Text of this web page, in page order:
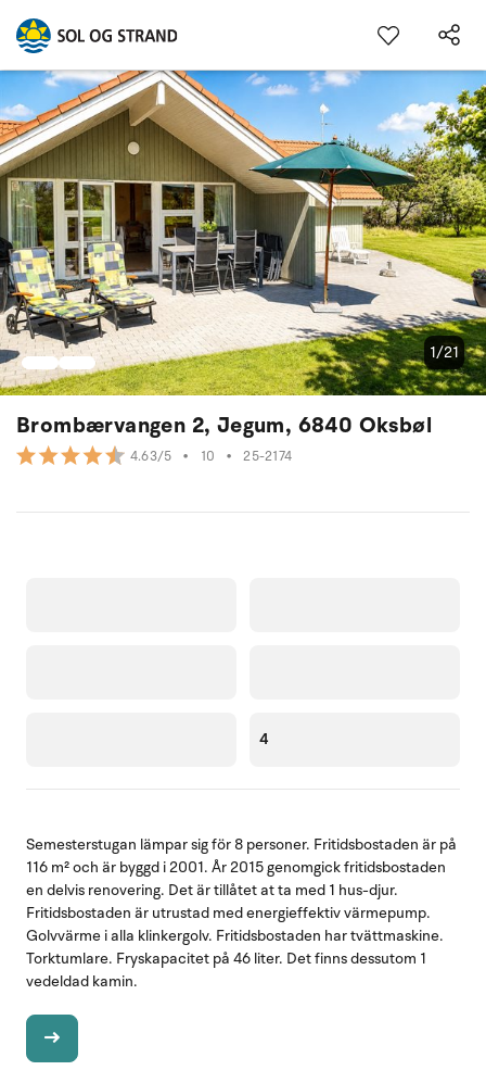
Brombærvangen 2, Jegum, 6840 Oksbøl
4.63/5 • 10 • 25-2174
1/21
4
Semesterstugan lämpar sig för 8 personer. Fritidsbostaden är på
116 m² och är byggd i 2001. År 2015 genomgick fritidsbostaden
en delvis renovering. Det är tillåtet at ta med 1 hus-djur.
Fritidsbostaden är utrustad med energieffektiv värmepump.
Golvvärme i alla klinkergolv. Fritidsbostaden har tvättmaskine.
Torktumlare. Fryskapacitet på 46 liter. Det finns dessutom 1
vedeldad kamin.